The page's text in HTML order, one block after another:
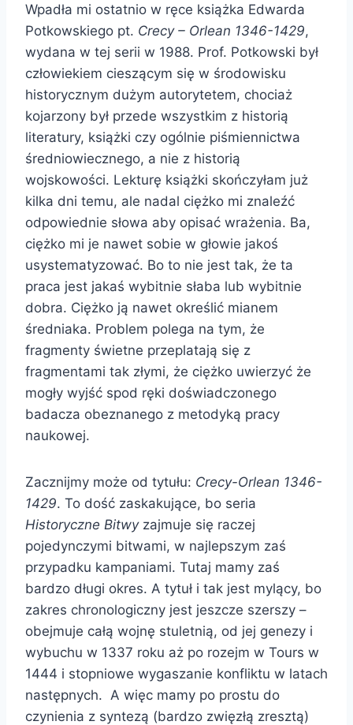
Wpadła mi ostatnio w ręce książka Edwarda
Potkowskiego pt. Crecy – Orlean 1346-1429,
wydana w tej serii w 1988. Prof. Potkowski był
człowiekiem cieszącym się w środowisku
historycznym dużym autorytetem, chociaż
kojarzony był przede wszystkim z historią
literatury, książki czy ogólnie piśmiennictwa
średniowiecznego, a nie z historią
wojskowości. Lekturę książki skończyłam już
kilka dni temu, ale nadal ciężko mi znaleźć
odpowiednie słowa aby opisać wrażenia. Ba,
ciężko mi je nawet sobie w głowie jakoś
usystematyzować. Bo to nie jest tak, że ta
praca jest jakaś wybitnie słaba lub wybitnie
dobra. Ciężko ją nawet określić mianem
średniaka. Problem polega na tym, że
fragmenty świetne przeplatają się z
fragmentami tak złymi, że ciężko uwierzyć że
mogły wyjść spod ręki doświadczonego
badacza obeznanego z metodyką pracy
naukowej.
Zacznijmy może od tytułu: Crecy-Orlean 1346-
1429. To dość zaskakujące, bo seria
Historyczne Bitwyzajmuje się raczej
pojedynczymi bitwami, w najlepszym zaś
przypadku kampaniami. Tutaj mamy zaś
bardzo długi okres. A tytuł i tak jest mylący, bo
zakres chronologiczny jest jeszcze szerszy –
obejmuje całą wojnę stuletnią, od jej genezy i
wybuchu w 1337 roku aż po rozejm w Tours w
1444 i stopniowe wygaszanie konfliktu w latach
następnych. A więc mamy po prostu do
czynienia z syntezą (bardzo zwięzłą zresztą)